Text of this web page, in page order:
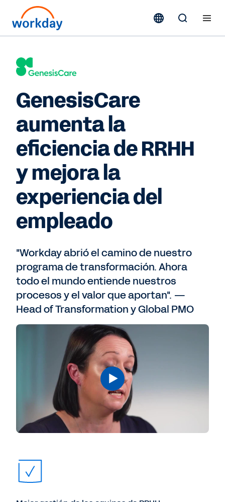
GenesisCare
aumenta la
eficiencia de RRHH
y mejora la
experiencia del
empleado
"Workday abrió el camino de nuestro
programa de transformación. Ahora
todo el mundo entiende nuestros
procesos y el valor que aportan". —
Head of Transformation y Global PMO